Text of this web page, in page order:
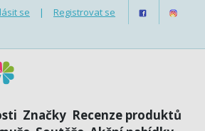
se | Registrovat se
Značky Recenze produktů